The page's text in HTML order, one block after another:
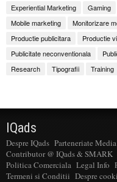
Experiential Marketing
Gaming
Mobile marketing
Monitorizare
Productie publicitara
Productie
Publicitate neconventionala
Research
Tipografii Training
IQads
Despre IQads Parteneriate Media
Contributor @ IQads & SMARK
Politica Comerciala Legal Info
Termeni si Conditii Despre